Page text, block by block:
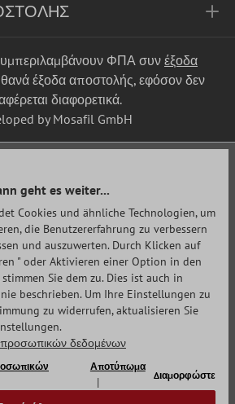
ΦΠΑ συν έξοδα
έξοδα αποστολής, εφόσον δεν
διαφορετικά.
by Mosafil GmbH
geht es weiter...
Cookies und ähnliche Technologien, um
die Benutzererfahrung zu verbessern
und auszuwerten. Durch Klicken auf
" oder Aktivieren einer Option in den
Sie dem zu. Dies ist auch in
beschrieben. Um Ihre Einstellungen zu
zu widerrufen, aktualisieren Sie
προσωπικών δεδομένων
Αποτύπωμα
Διαμορφώστε